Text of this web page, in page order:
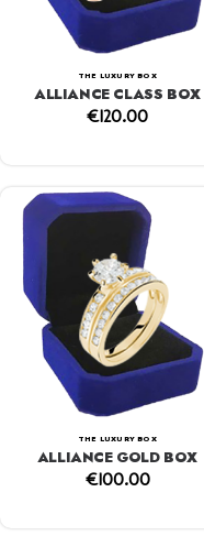
THE LUXURY BOX
ALLIANCE CLASS BOX
€120.00
THE LUXURY BOX
ALLIANCE GOLD BOX
€100.00